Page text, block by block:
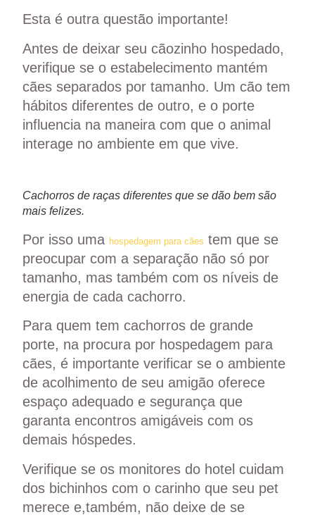
Esta é outra questão importante!
Antes de deixar seu cãozinho hospedado,
verifique se o estabelecimento mantém
cães separados por tamanho. Um cão tem
hábitos diferentes de outro, e o porte
influencia na maneira com que o animal
interage no ambiente em que vive.
Cachorros de raças diferentes que se dão bem são
mais felizes.
Por isso uma hospedagem para cães tem que se
preocupar com a separação não só por
tamanho, mas também com os níveis de
energia de cada cachorro.
Para quem tem cachorros de grande
porte, na procura por hospedagem para
cães, é importante verificar se o ambiente
de acolhimento de seu amigão oferece
espaço adequado e segurança que
garanta encontros amigáveis com os
demais hóspedes.
Verifique se os monitores do hotel cuidam
dos bichinhos com o carinho que seu pet
merece e,também, não deixe de se